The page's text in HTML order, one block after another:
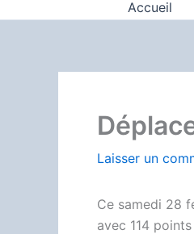
Accueil
Laisser un
Ce samedi 28
avec 114